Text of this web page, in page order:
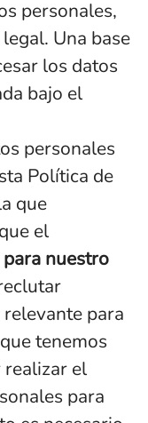
personales,
Una base
los datos
bajo el
personales
Política de
que
el
nuestro
para
tenemos
el
para